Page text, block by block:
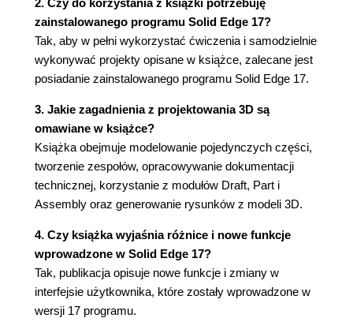
Inne polecenia pomocnicze (81)
EdgeBar (81)
Siatka i układ współrzędnych (83)
Zmienne (86)
Pomiar odległości i powierzchni (87)
IntelliSketch i wskaźnik wyrównania (88)
Widok modelu 2D (90)
Wydruk dokumentacji (92)
Zapis i odczyt innych formatów rysunków (93)
Rozdział 3. Modelowanie pojedynczych części -
moduł Part (95)
Pierwsze kroki w środowisku modelowania (96)
Tablica materiałów, ustawienia opcji i wartości
domyślnych (96)
Modelowanie kubka - część 1. (99)
Wyświetlanie i zarządzanie ekranem (102)
zainstalowanego programu Solid Edge 17?
Tak, aby w pełni wykorzystać ćwiczenia i samodzielnie
wykonywać projekty opisane w książce, zalecane jest
posiadanie zainstalowanego programu Solid Edge 17.
3. Jakie zagadnienia z projektowania 3D są
omawiane w książce?
Książka obejmuje modelowanie pojedynczych części,
tworzenie zespołów, opracowywanie dokumentacji
technicznej, korzystanie z modułów Draft, Part i
Assembly oraz generowanie rysunków z modeli 3D.
4. Czy książka wyjaśnia różnice i nowe funkcje
wprowadzone w Solid Edge 17?
Tak, publikacja opisuje nowe funkcje i zmiany w
interfejsie użytkownika, które zostały wprowadzone w
wersji 17 programu.